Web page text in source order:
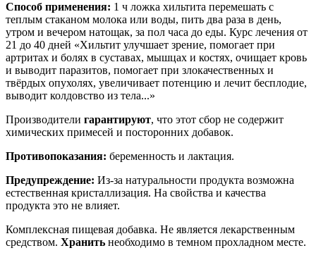
Способ применения: 1 ч ложка хильтита перемешать с
теплым стаканом молока или воды, пить два раза в день,
утром и вечером натощак, за пол часа до еды. Курс лечения от
21 до 40 дней «Хильтит улучшает зрение, помогает при
артритах и болях в суставах, мышцах и костях, очищает кровь
и выводит паразитов, помогает при злокачественных и
твёрдых опухолях, увеличивает потенцию и лечит бесплодие,
выводит колдовство из тела...»
Производители гарантируют, что этот сбор не содержит
химических примесей и посторонних добавок.
Противопоказания: беременность и лактация.
Предупреждение: Из-за натуральности продукта возможна
естественная кристаллизация. На свойства и качества
продукта это не влияет.
Комплексная пищевая добавка. Не является лекарственным
средством. Хранить необходимо в темном прохладном месте.